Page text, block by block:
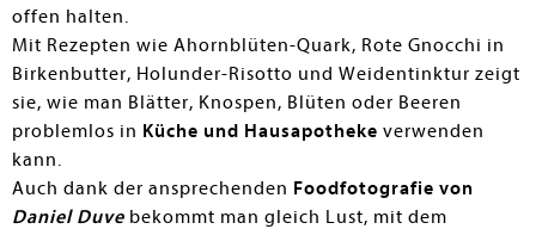
offen halten.
Mit Rezepten wie Ahornblüten-Quark, Rote Gnocchi in
Birkenbutter, Holunder-Risotto und Weidentinktur zeigt
sie, wie man Blätter, Knospen, Blüten oder Beeren
problemlos in Küche und Hausapotheke verwenden
kann.
Auch dank der ansprechenden Foodfotografie von
Daniel Duve bekommt man gleich Lust, mit dem